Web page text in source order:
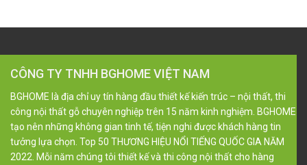
CÔNG TY TNHH BGHOME VIỆT NAM
BGHOME là địa chỉ uy tín hàng đầu thiết kế kiến trúc – nội thất, thi
công nội thất gỗ chuyên nghiệp trên 15 năm kinh nghiệm. BGHOME
tạo nên những không gian tinh tế, tiện nghi được khách hàng tin
tưởng lựa chọn. Top 50 THƯƠNG HIỆU NỔI TIẾNG QUỐC GIA NĂM
2022. Mỗi năm chúng tôi thiết kế và thi công nội thất cho hàng